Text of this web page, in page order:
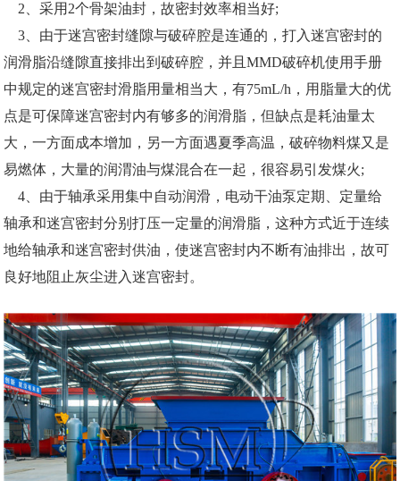
2、采用2个骨架油封，故密封效率相当好;
3、由于迷宫密封缝隙与破碎腔是连通的，打入迷宫密封的
润滑脂沿缝隙直接排出到破碎腔，并且MMD破碎机使用手册
中规定的迷宫密封滑脂用量相当大，有75mL/h，用脂量大的优
点是可保障迷宫密封内有够多的润滑脂，但缺点是耗油量太
大，一方面成本增加，另一方面遇夏季高温，破碎物料煤又是
易燃体，大量的润渭油与煤混合在一起，很容易引发煤火;
4、由于轴承采用集中自动润滑，电动干油泵定期、定量给
轴承和迷宫密封分别打压一定量的润滑脂，这种方式近于连续
地给轴承和迷宫密封供油，使迷宫密封内不断有油排出，故可
良好地阻止灰尘进入迷宫密封。